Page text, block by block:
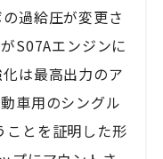
過給圧が変更さ
S07Aエンジンに
は最高出力のア
車用のシングル
ことを証明した形